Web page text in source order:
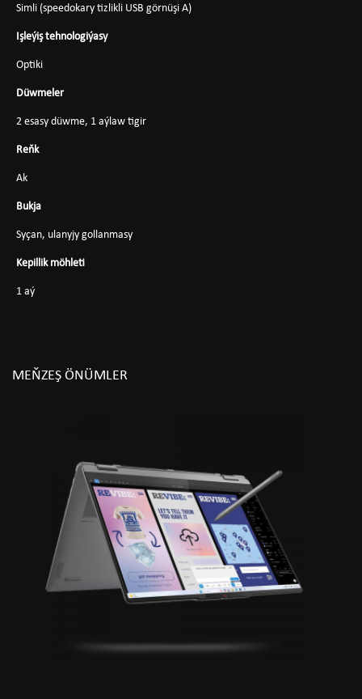
Simli (speedokary tizlikli USB görnüşi A)
Işleýiş tehnologiýasy
Optiki
Düwmeler
2 esasy düwme, 1 aýlaw tigir
Reňk
Ak
Bukja
Syçan, ulanyjy gollanmasy
Kepillik möhleti
1 aý
MEŇZEŞ ÖNÜMLER